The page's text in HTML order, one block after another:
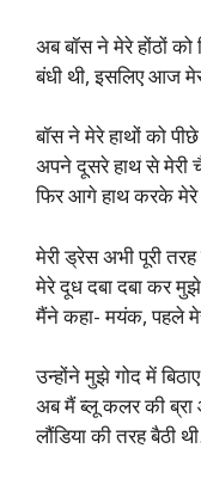
अब बॉस ने मेरे होंठों
बंधी थी, इसलिए आज
बॉस ने मेरे हाथों को
अपने दूसरे हाथ से मेरी
फिर आगे हाथ करके मेरे
मेरी ड्रेस अभी पूरी
मेरे दूध दबा दबा कर
मैंने कहा- मयंक, पहले
उन्होंने मुझे गोद में
अब मैं ब्लू कलर की
लौंडिया की तरह बैठी थी.